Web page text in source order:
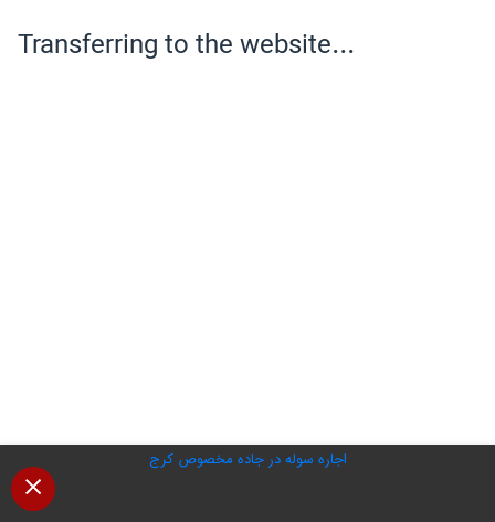
اجاره سوله در جاده مخصوص کرج